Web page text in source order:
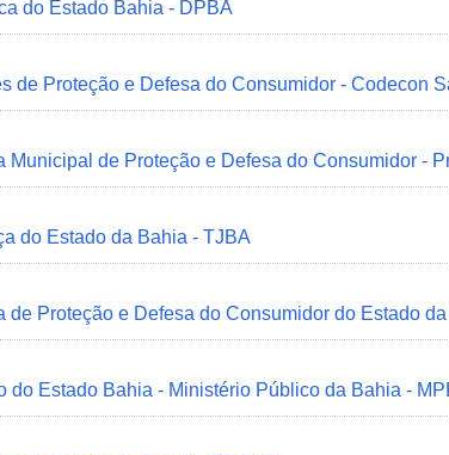
do Estado Bahia - DPBA
de Proteção e Defesa do Consumidor - Codecon
Municipal de Proteção e Defesa do Consumidor -
do Estado da Bahia - TJBA
de Proteção e Defesa do Consumidor do Estado
do Estado Bahia - Ministério Público da Bahia -